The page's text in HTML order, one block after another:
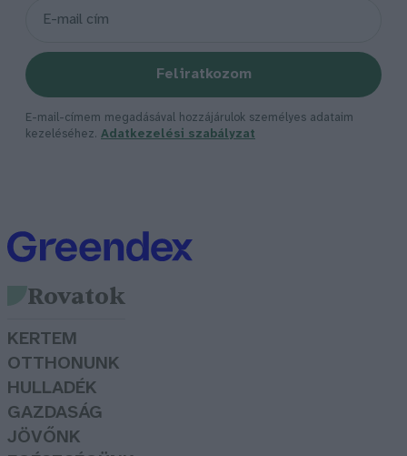
Feliratkozom
E-mail-címem megadásával hozzájárulok személyes adataim
kezeléséhez. Adatkezelési szabályzat
Rovatok
KERTEM
OTTHONUNK
HULLADÉK
GAZDASÁG
JÖVŐNK